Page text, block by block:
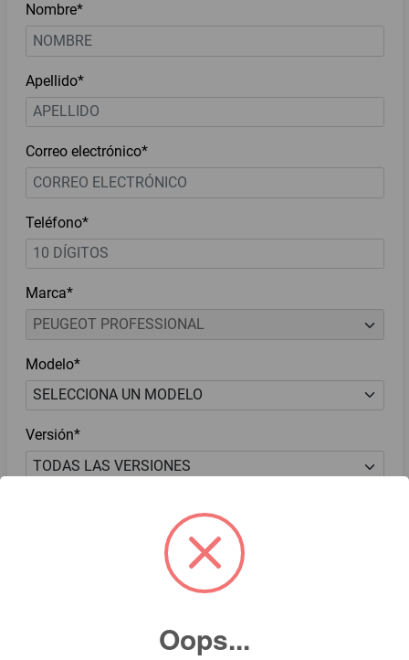
Nombre*
Apellido*
Correo electrónico*
Teléfono*
Marca*
Modelo*
Versión*
Deseo recibir ofertas y novedades.
Cotiza ahora
Oops...